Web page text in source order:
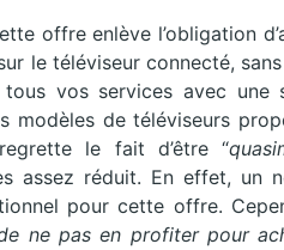
offre enlève l’obligation
le téléviseur connecté,
vos services avec une
modèles de téléviseurs
le fait d’être “
assez réduit. En effet, un
pour cette offre.
ne pas en profiter pour